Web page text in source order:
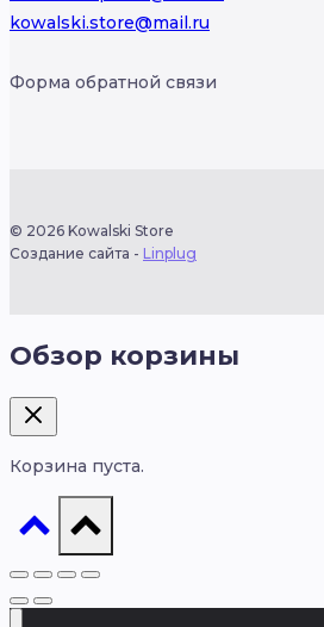
kowalski.store@mail.ru
Форма обратной связи
© 2026 Kowalski Store
Создание сайта - Linplug
Обзор корзины
Корзина пуста.